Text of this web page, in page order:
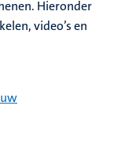
Hieronder
video’s en